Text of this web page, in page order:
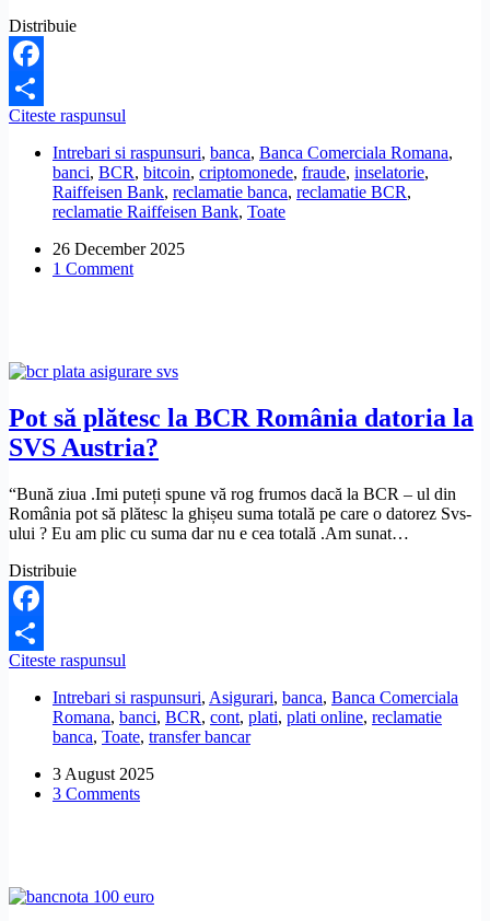
Distribuie
Facebook
Share
Citeste raspunsul
banii,
dacă
am
fost
prin
manipulare
Intrebari si raspunsuri, banca, Banca Comerciala Romana,
banci, BCR, bitcoin, criptomonede, fraude, inselatorie,
Raiffeisen Bank, reclamatie banca, reclamatie BCR,
reclamatie Raiffeisen Bank, Toate
26 December 2025
1 Comment
Pot să plătesc la BCR România datoria la
SVS Austria?
“Bună ziua .Imi puteți spune vă rog frumos dacă la BCR – ul din
România pot să plătesc la ghișeu suma totală pe care o datorez Svs-
ului ? Eu am plic cu suma dar nu e cea totală .Am sunat…
Distribuie
Facebook
Share
Citeste raspunsul
plătesc
la
BCR
datoria
la
Intrebari si raspunsuri, Asigurari, banca, Banca Comerciala
Romana, banci, BCR, cont, plati, plati online, reclamatie
banca, Toate, transfer bancar
3 August 2025
3 Comments